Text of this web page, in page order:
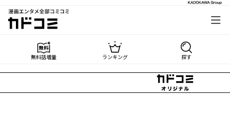
漫画エンタメ全部コミコミ
カドコミ
無料話増量 ランキング 探す